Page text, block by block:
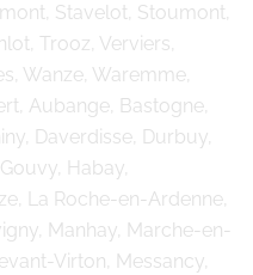
Stavelot, Stoumont,
Trooz, Verviers,
Wanze, Waremme,
Aubange, Bastogne,
Daverdisse, Durbuy,
Habay,
La Roche-en-Ardenne,
Manhay, Marche-en-
Virton, Messancy,